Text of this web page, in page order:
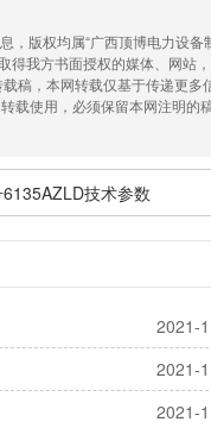
版权均属“广西顶博电力设
我方书面授权的媒体、网站
稿，本网转载仅基于传递更
载使用，必须保留本网注明
技术参数
2021-
2021-
2021-